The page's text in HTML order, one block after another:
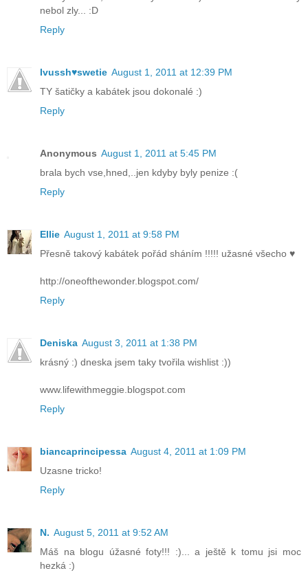
nebol zly... :D
Reply
Ivussh♥swetie August 1, 2011 at 12:39 PM
TY šatičky a kabátek jsou dokonalé :)
Reply
Anonymous August 1, 2011 at 5:45 PM
brala bych vse,hned,..jen kdyby byly penize :(
Reply
Ellie August 1, 2011 at 9:58 PM
Přesně takový kabátek pořád sháním !!!!! užasné všecho ♥
http://oneofthewonder.blogspot.com/
Reply
Deniska August 3, 2011 at 1:38 PM
krásný :) dneska jsem taky tvořila wishlist :))
www.lifewithmeggie.blogspot.com
Reply
biancaprincipessa August 4, 2011 at 1:09 PM
Uzasne tricko!
Reply
N. August 5, 2011 at 9:52 AM
Máš na blogu úžasné foty!!! :)... a ještě k tomu jsi moc
hezká :)